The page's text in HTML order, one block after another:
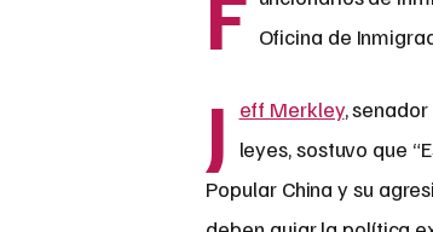
Oficina de
J eff Merkley,
leyes, sostuvo que
Popular China y su